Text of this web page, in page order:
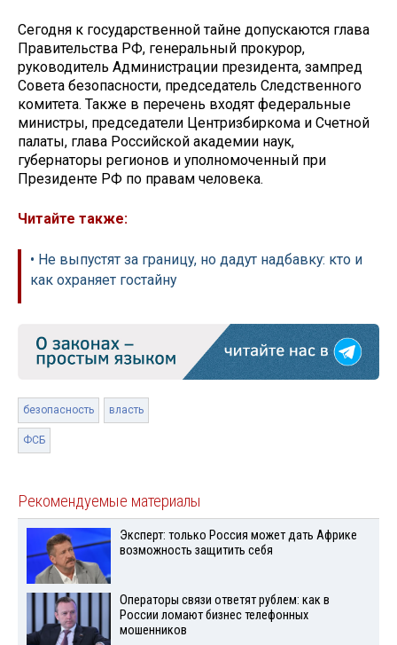
Сегодня к государственной тайне допускаются глава
Правительства РФ, генеральный прокурор,
руководитель Администрации президента, зампред
Совета безопасности, председатель Следственного
комитета. Также в перечень входят федеральные
министры, председатели Центризбиркома и Счетной
палаты, глава Российской академии наук,
губернаторы регионов и уполномоченный при
Президенте РФ по правам человека.
Читайте также:
• Не выпустят за границу, но дадут надбавку: кто и
как охраняет гостайну
безопасность власть
ФСБ
Рекомендуемые материалы
Эксперт: только Россия может дать Африке
возможность защитить себя
Операторы связи ответят рублем: как в
России ломают бизнес телефонных
мошенников